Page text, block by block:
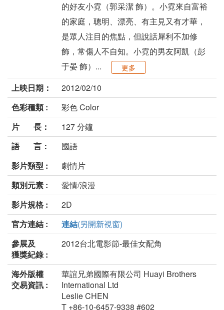
的好友小霓（郭采潔 飾）。小霓來自富裕
的家庭，聰明、漂亮、有主見又有才華，
是眾人注目的焦點，但說話犀利不加修
飾，常傷人不自知。小霓的男友阿凱（彭
于晏 飾）...
更多
上映日期：
2012/02/10
色彩種類 :
彩色 Color
片 長：
127 分鐘
語 言：
國語
影片類型 :
劇情片
類別元素 :
愛情/浪漫
影片規格 :
2D
官方連結 :
連結(另開新視窗)
參展及
獲獎紀錄 :
2012台北電影節-最佳女配角
海外版權
交易資訊 :
華誼兄弟國際有限公司 Huayi Brothers
International Ltd
Leslie CHEN
T +86-10-6457-9338 #602